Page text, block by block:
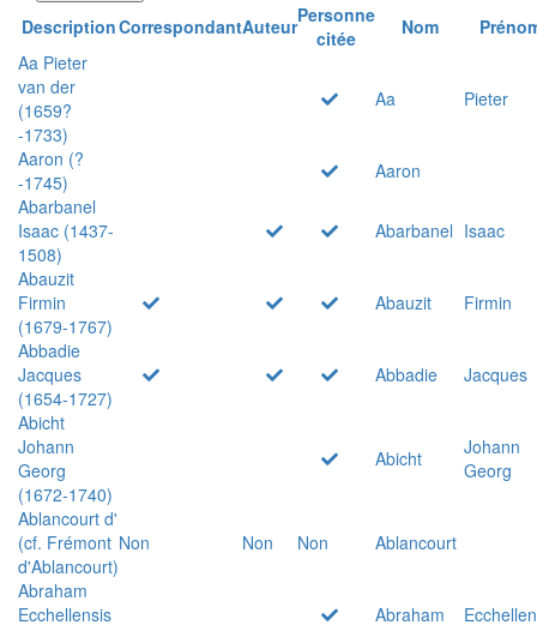
DescriptionCorrespondantAuteurPersonne
citée
Nom
Aa Pieter
van der
(1659?
-1733)
Aa Pieter
Aaron (?
-1745)
Aaron
Abarbanel
Isaac (1437-
1508)
Abarbanel Isaac
Abauzit
Firmin
(1679-1767)
Abauzit
Firmin
Abbadie
Jacques
(1654-1727)
Abbadie
Jacques
Abicht
Johann
Georg
(1672-1740)
Abicht
Johann
Georg
Ablancourt d'
(cf. Frémont
d'Ablancourt)
Non Non Non
Ablancourt
Abraham
Ecchellensis
Abraham